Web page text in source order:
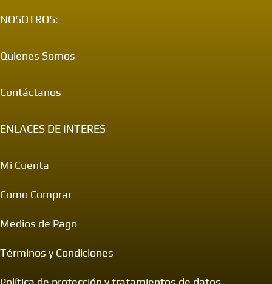
NOSOTROS:
Quienes Somos
Contáctanos
ENLACES DE INTERES
Mi Cuenta
Como Comprar
Medios de Pago
Términos y Condiciones